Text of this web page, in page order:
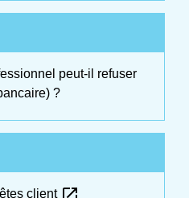
peut-il refuser
?
client